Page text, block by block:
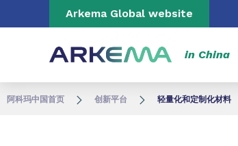
Go to content Go to navigation
Arkema Global website
in China
阿科玛中国首页 创新平台 轻量化和定制化材料